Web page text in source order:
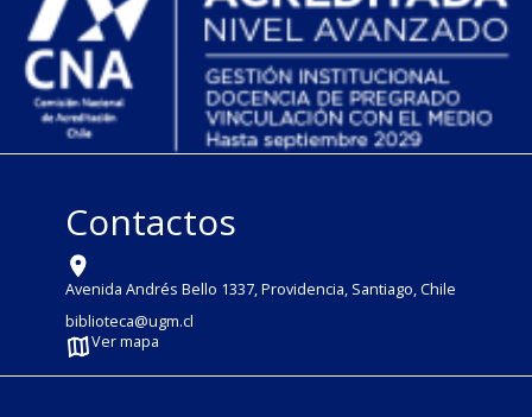
Contactos
Avenida Andrés Bello 1337, Providencia, Santiago, Chile
biblioteca@ugm.cl
Ver mapa